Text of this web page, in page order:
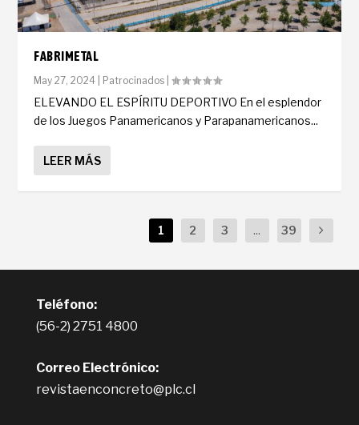
FABRIMETAL
May 27, 2024 Patrocinados |
ELEVANDO EL ESPÍRITU DEPORTIVO En el esplendor
de los Juegos Panamericanos y Parapanamericanos...
LEER MÁS
1 2 3 ... 39
Teléfono:
(56-2) 2751 4800
Correo Electrónico:
revistaenconcreto@plc.cl